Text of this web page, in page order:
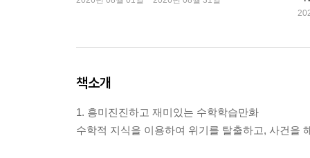
책소개
1. 흥미진진하고 재미있는 수학학습만화
수학적 지식을 이용하여 위기를 탈출하고, 사건을